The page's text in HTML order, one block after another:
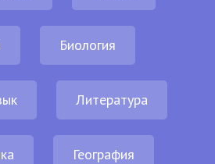
Биология
Литература
География